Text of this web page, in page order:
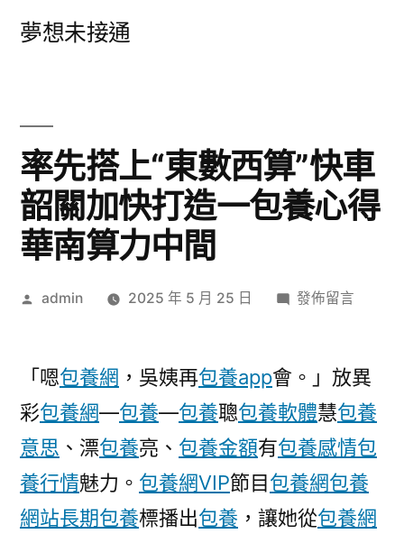
夢想未接通
率先搭上“東數西算”快車
韶關加快打造一包養心得
華南算力中間
作
admin 2025 年 5 月 25 日
在
搭
上
“東
數
西
算”
快
發佈留言
「嗯包養網 ，吳姨再包養app會。」放異
彩包養網—包養—包養聰包養軟體慧包養
意思 、漂包養亮、 包養金額有包養感情包
養行情魅力。 包養網VIP節目包養網包養
網站長期包養標播出包養 ，讓她從包養網